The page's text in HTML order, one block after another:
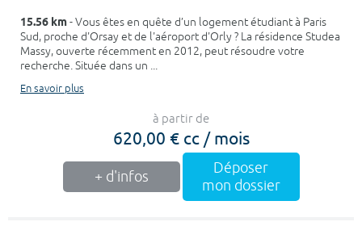
15.56 km- Vous êtes en quête d’un logement étudiant à Paris
Sud, proche d'Orsay et de l'aéroport d'Orly ? La résidence Studea
Massy, ouverte récemment en 2012, peut résoudre votre
recherche. Située dans un ...
En savoir plus
à partir de
620,00 € cc / mois
+ d'infos
Déposer
mon dossier